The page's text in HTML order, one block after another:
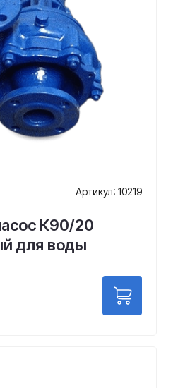
Артикул: 10219
К90/20
для воды